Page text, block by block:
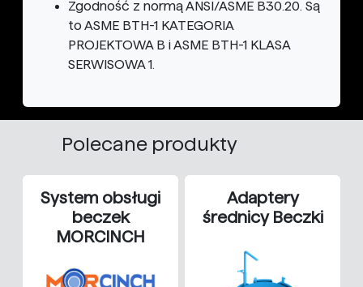
Zgodność z normą ANSI/ASME B30.20. Są
to ASME BTH-1 KATEGORIA
PROJEKTOWA B i ASME BTH-1 KLASA
SERWISOWA 1.
Polecane produkty
System obsługi
beczek
MORCINCH
Adaptery
średnicy Beczki